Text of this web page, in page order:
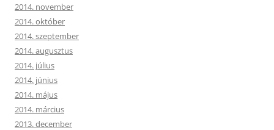
2014. november
2014. október
2014. szeptember
2014. augusztus
2014. július
2014. június
2014. május
2014. március
2013. december